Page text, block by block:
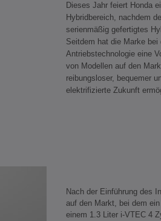
Dieses Jahr feiert Honda
Hybridbereich, nachdem
serienmäßig gefertigtes
Seitdem hat die Marke
Antriebstechnologie eine
von Modellen auf den
reibungsloser, bequemer
elektrifizierte Zukunft
Nach der Einführung des
auf den Markt, bei dem
einem 1.3 Liter i-VTEC 4